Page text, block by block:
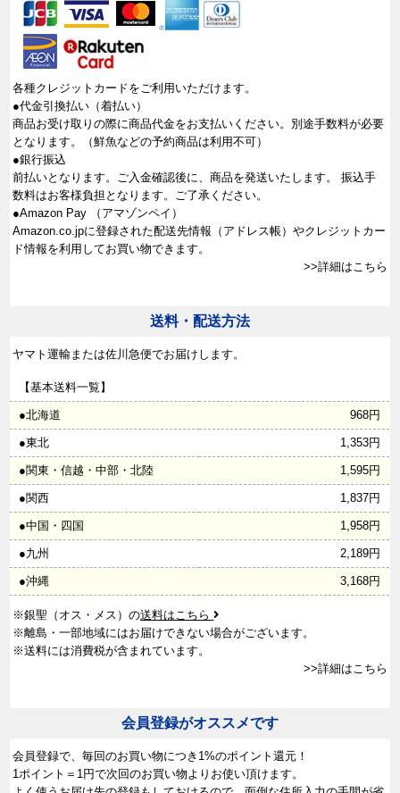
各種クレジットカードをご利用いただけます。
●代金引換払い（着払い）
商品お受け取りの際に商品代金をお支払いください。別途手数料が必要
となります。（鮮魚などの予約商品は利用不可）
●銀行振込
前払いとなります。ご入金確認後に、商品を発送いたします。 振込手
数料はお客様負担となります。ご了承ください。
●Amazon Pay （アマゾンペイ）
Amazon.co.jpに登録された配送先情報（アドレス帳）やクレジットカー
ド情報を利用してお買い物できます。
>>詳細はこちら
送料・配送方法
ヤマト運輸または佐川急便でお届けします。
【基本送料一覧】
●北海道 968円
●東北 1,353円
●関東・信越・中部・北陸 1,595円
●関西 1,837円
●中国・四国 1,958円
●九州 2,189円
●沖縄 3,168円
※銀聖（オス・メス）の送料はこちら
※離島・一部地域にはお届けできない場合がございます。
※送料には消費税が含まれています。
>>詳細はこちら
会員登録がオススメです
会員登録で、毎回のお買い物につき1%のポイント還元！
1ポイント＝1円で次回のお買い物よりお使い頂けます。